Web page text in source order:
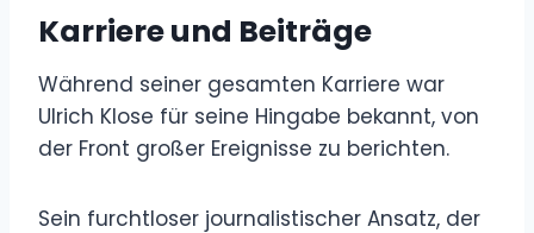
Karriere und Beiträge
Während seiner gesamten Karriere war
Ulrich Klose für seine Hingabe bekannt, von
der Front großer Ereignisse zu berichten.
Sein furchtloser journalistischer Ansatz, der